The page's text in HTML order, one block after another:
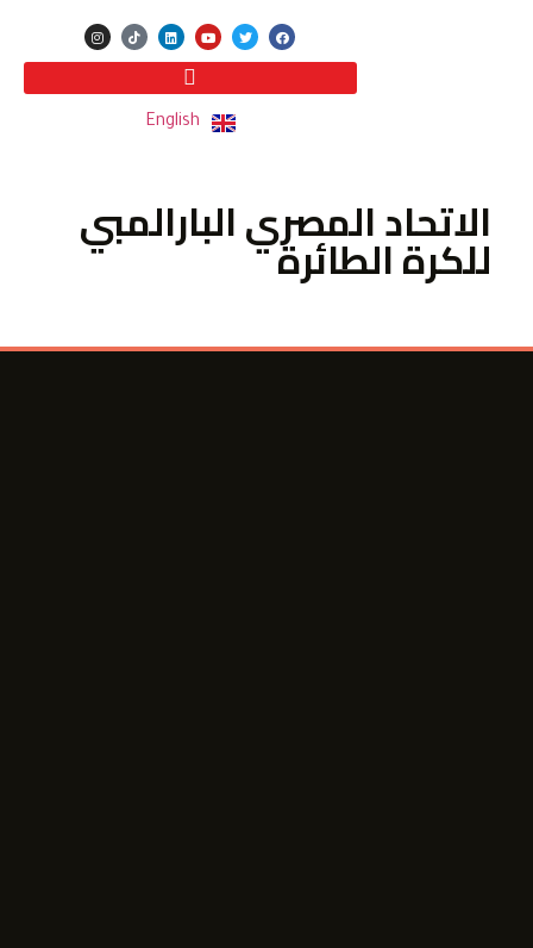
English
الاتحاد المصري البارالمبي
للكرة الطائرة